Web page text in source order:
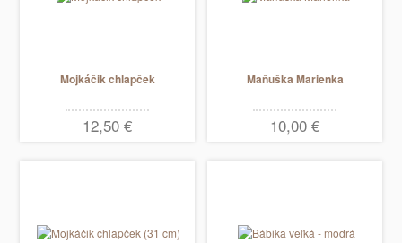
Mojkáčik chlapček
12,50 €
Maňuška Marienka
10,00 €